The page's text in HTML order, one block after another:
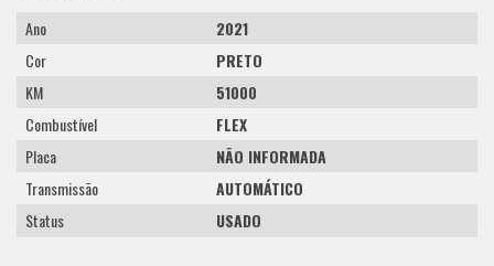
Ano
2021
Cor
PRETO
KM
51000
Combustível
FLEX
Placa
NÃO INFORMADA
Transmissão
AUTOMÁTICO
Status
USADO